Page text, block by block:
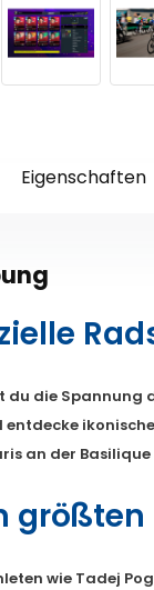
Eigenschaften
du die Spannung
entdecke
an der
wie Tadej